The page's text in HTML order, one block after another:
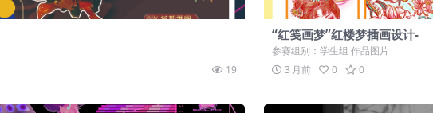
19
“红笺画梦”红楼梦插画设计-
参赛组别：学生组 作品图片
3 月前
0 0